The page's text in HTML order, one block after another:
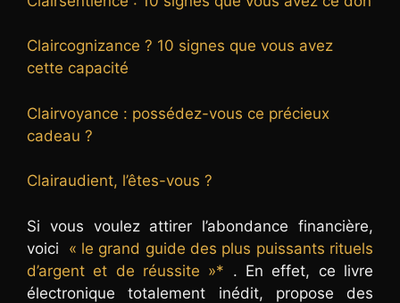
Claircognizance ? 10 signes que vous avez
cette capacité
Clairvoyance : possédez-vous ce précieux
cadeau ?
Clairaudient, l’êtes-vous ?
Si vous voulez attirer l’abondance financière,
voici « le grand guide des plus puissants rituels
d’argent et de réussite »* . En effet, ce livre
électronique totalement inédit, propose des